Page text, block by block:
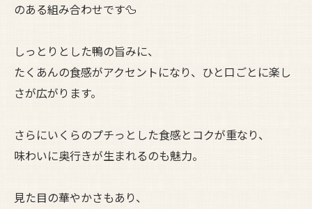
のある組み合わせです🦆
しっとりとした鴨の旨みに、
たくあんの食感がアクセントになり、ひと口ごとに楽し
さが広がります。
さらにいくらのプチっとした食感とコクが重なり、
味わいに奥行きが生まれるのも魅力。
見た目の華やかさもあり、